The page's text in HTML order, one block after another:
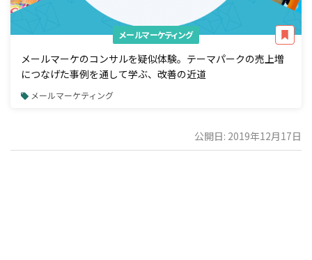
メールマーケティング
メールマーケのコンサルを疑似体験。テーマパークの売上増
につなげた事例を通して学ぶ、改善の近道
メールマーケティング
公開日: 2019年12月17日